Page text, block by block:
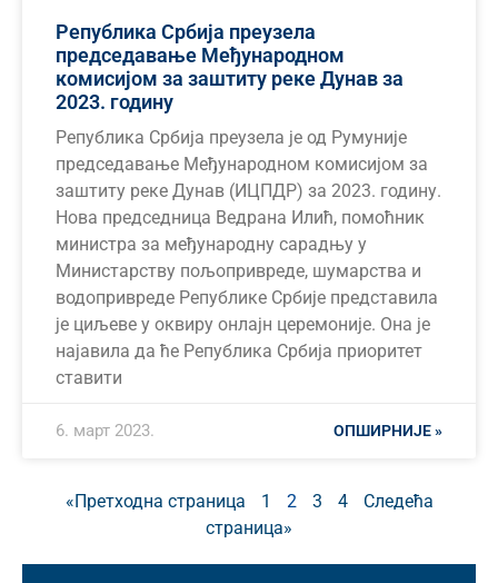
Република Србија преузела
председавање Међународном
комисијом за заштиту реке Дунав за
2023. годину
Република Србија преузела је од Румуније
председавање Међународном комисијом за
заштиту реке Дунав (ИЦПДР) за 2023. годину.
Нова председница Ведрана Илић, помоћник
министра за међународну сарадњу у
Министарству пољопривреде, шумарства и
водопривреде Републике Србије представила
је циљеве у оквиру онлајн церемоније. Она је
најавила да ће Република Србија приоритет
ставити
ОПШИРНИЈЕ »
6. март 2023.
«Претходна страница 1 2 3 4
Следећа
страница»